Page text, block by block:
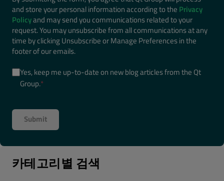
and store your personal information according to the Privacy
Policyand may send you communications related to your
request. You may unsubscribe from all communications at any
time by clicking Unsubscribe or Manage Preferences in the
footer of our emails.
Yes, keep me up-to-date on new blog articles from the Qt
Group.*
카테고리별 검색